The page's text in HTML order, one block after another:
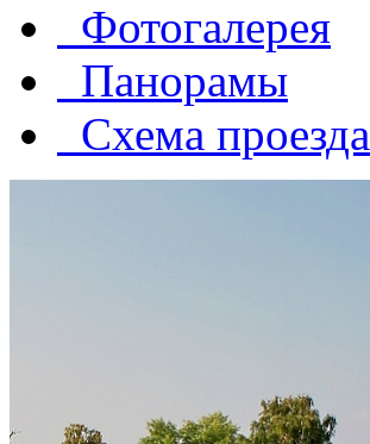
Фотогалерея
Панорамы
Схема проезда